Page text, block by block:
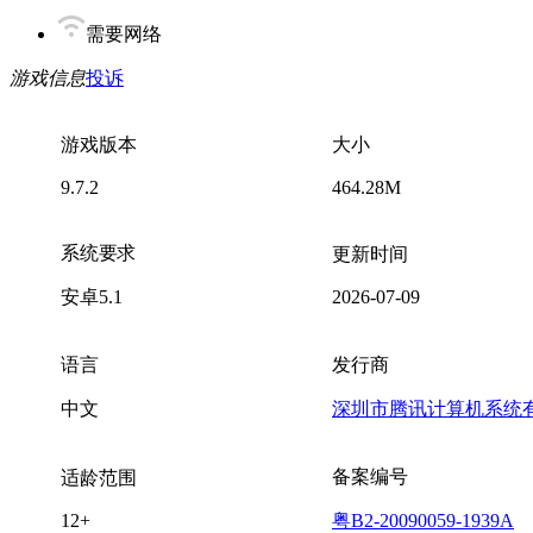
需要网络
游戏信息投诉
游戏版本
9.7.2
大小
464.28M
系统要求
安卓5.1
更新时间
2026-07-09
语言
中文
发行商
深圳市腾讯计算机系统
适龄范围
12+
备案编号
粤B2-20090059-1939A